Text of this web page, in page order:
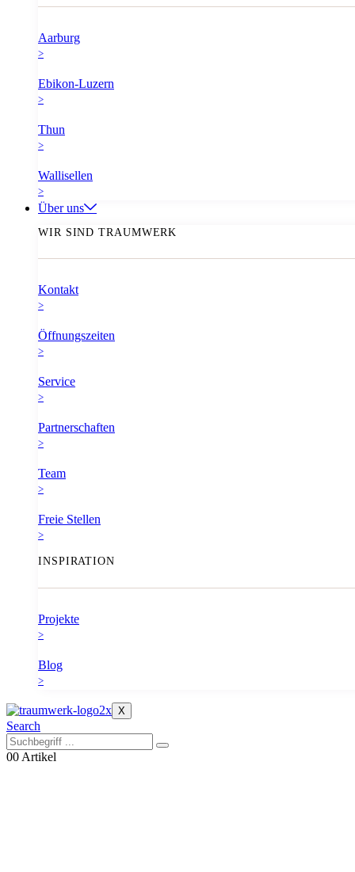
Aarburg
>
Ebikon-Luzern
>
Thun
>
Wallisellen
>
Über uns
WIR SIND TRAUMWERK
Kontakt
>
Öffnungszeiten
>
Service
>
Partnerschaften
>
Team
>
Freie Stellen
>
INSPIRATION
Projekte
>
Blog
>
X
Search
00 Artikel